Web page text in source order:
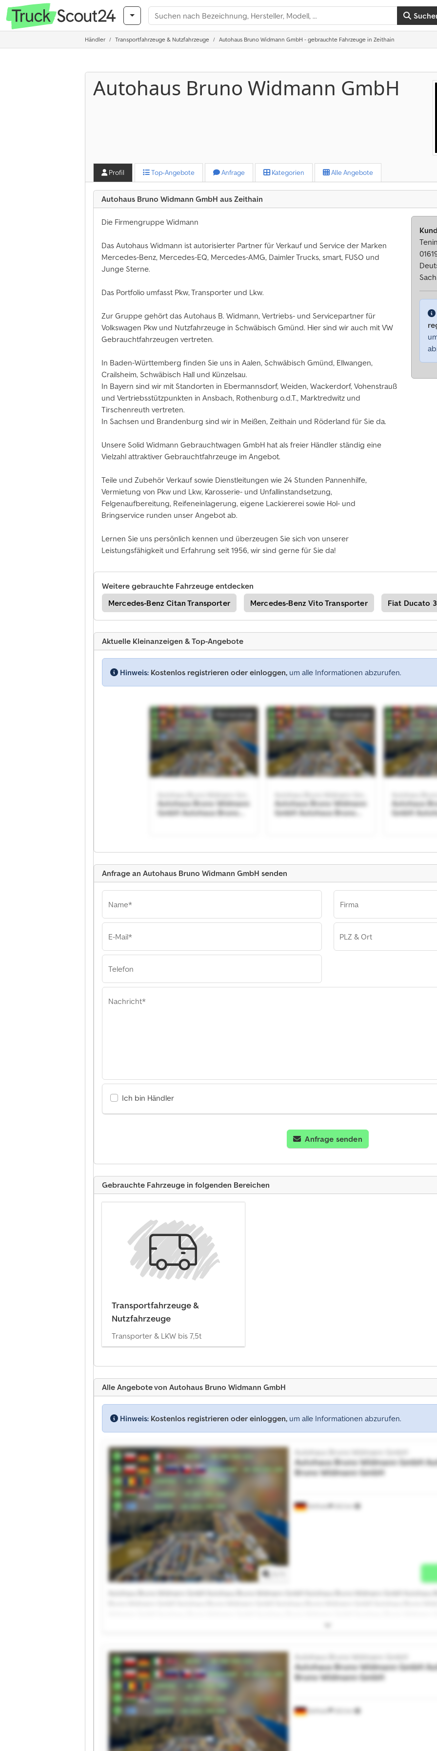
Händler Transportfahrzeuge & Nutzfahrzeuge Autohaus Bruno Widmann GmbH - gebrauchte Fahrzeuge in Zeithain
Autohaus Bruno Widmann GmbH
Profil Top-Angebote Anfrage Kategorien Alle Angebote
Autohaus Bruno Widmann GmbH aus Zeithain
Die Firmengruppe Widmann
Das Autohaus Widmann ist autorisierter Partner für Verkauf und Service der Marken
Mercedes-Benz, Mercedes-EQ, Mercedes-AMG, Daimler Trucks, smart, FUSO und
Junge Sterne.
Das Portfolio umfasst Pkw, Transporter und Lkw.
Zur Gruppe gehört das Autohaus B. Widmann, Vertriebs- und Servicepartner für
Volkswagen Pkw und Nutzfahrzeuge in Schwäbisch Gmünd. Hier sind wir auch mit VW
Gebrauchtfahrzeugen vertreten.
In Baden-Württemberg finden Sie uns in Aalen, Schwäbisch Gmünd, Ellwangen,
Crailsheim, Schwäbisch Hall und Künzelsau.
In Bayern sind wir mit Standorten in Ebermannsdorf, Weiden, Wackerdorf, Vohenstrauß
und Vertriebsstützpunkten in Ansbach, Rothenburg o.d.T., Marktredwitz und
Tirschenreuth vertreten.
In Sachsen und Brandenburg sind wir in Meißen, Zeithain und Röderland für Sie da.
Unsere Solid Widmann Gebrauchtwagen GmbH hat als freier Händler ständig eine
Vielzahl attraktiver Gebrauchtfahrzeuge im Angebot.
Teile und Zubehör Verkauf sowie Dienstleitungen wie 24 Stunden Pannenhilfe,
Vermietung von Pkw und Lkw, Karosserie- und Unfallinstandsetzung,
Felgenaufbereitung, Reifeneinlagerung, eigene Lackiererei sowie Hol- und
Bringservice runden unser Angebot ab.
Lernen Sie uns persönlich kennen und überzeugen Sie sich von unserer
Leistungsfähigkeit und Erfahrung seit 1956, wir sind gerne für Sie da!
Weitere gebrauchte Fahrzeuge entdecken
Mercedes-Benz Citan Transporter
Mercedes-Benz Vito Transporter Fiat Ducato
Aktuelle Kleinanzeigen & Top-Angebote
Hinweis: Kostenlos registrieren oder einloggen, um alle Informationen abzurufen.
Autohaus Bruno Widmann
GmbH Autohaus Bruno
Kleinanzeige
Autohaus Bruno Widmann
GmbH Autohaus Bruno
Kleinanzeige
Autohaus
GmbH
GmbH Autohaus Bruno
Anfrage an Autohaus Bruno Widmann GmbH senden
Name*
E-Mail*
Telefon
Firma
PLZ & Ort
Nachricht*
Ich bin Händler
Anfrage senden
Gebrauchte Fahrzeuge in folgenden Bereichen
Transportfahrzeuge &
Nutzfahrzeuge
Transporter & LKW bis 7,5t
Alle Angebote von Autohaus Bruno Widmann GmbH
Hinweis: Kostenlos registrieren oder einloggen, um alle Informationen abzurufen.
Zeithain
Autohaus Bruno Widmann GmbH
Autohaus Bruno Widmann GmbH
Bruno Widmann GmbH
GmbH Autohaus Bruno Widmann GmbH Autohaus Bruno Widmann GmbH Autohaus Bruno Widmann GmbH
Zeithain
Autohaus Bruno Widmann GmbH
Autohaus Bruno Widmann GmbH
Bruno Widmann GmbH